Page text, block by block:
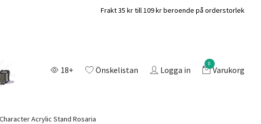
Frakt 35 kr till 109 kr beroende på orderstorlek
18+ Önskelistan Logga in
0
Varukorg
Acrylic Stand Rosaria